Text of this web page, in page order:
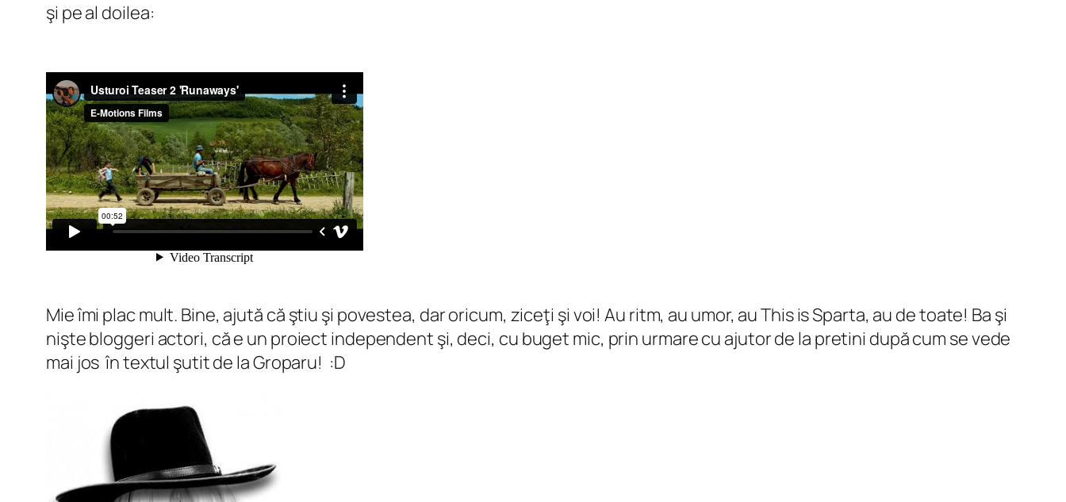
şi pe al doilea:
Mie îmi plac mult. Bine, ajută că ştiu şi povestea, dar oricum, ziceţi şi voi! Au ritm, au umor, au This is Sparta, au de toate! Ba şi
nişte bloggeri actori, că e un proiect independent şi, deci, cu buget mic, prin urmare cu ajutor de la pretini după cum se vede
mai jos în textul şutit de la Groparu! :D